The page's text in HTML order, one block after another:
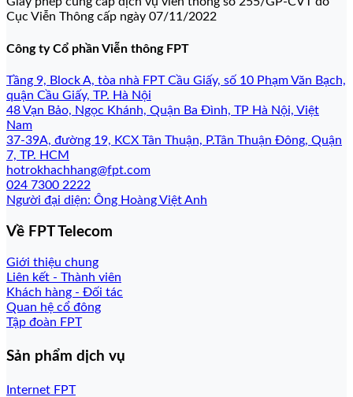
Cục Viễn Thông cấp ngày 07/11/2022
Công ty Cổ phần Viễn thông FPT
Tầng 9, Block A, tòa nhà FPT Cầu Giấy, số 10 Phạm Văn Bạch,
quận Cầu Giấy, TP. Hà Nội
48 Vạn Bảo, Ngọc Khánh, Quận Ba Đình, TP Hà Nội, Việt
Nam
37-39A, đường 19, KCX Tân Thuận, P.Tân Thuận Đông, Quận
7, TP. HCM
hotrokhachhang@fpt.com
024 7300 2222
Người đại diện: Ông Hoàng Việt Anh
Về FPT Telecom
Giới thiệu chung
Liên kết - Thành viên
Khách hàng - Đối tác
Quan hệ cổ đông
Tập đoàn FPT
Sản phẩm dịch vụ
Internet FPT